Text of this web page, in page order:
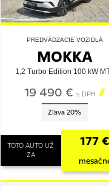
PREDVÁDZACIE VOZIDLÁ
MOKKA
1,2 Turbo Edition 100 kW
19 490 €s DPH 
Zľava 20%
TOTO AUTO UŽ
ZA
177 €